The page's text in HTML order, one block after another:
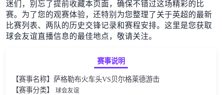
迷们，别忘了提前收藏本页面，确保不错过这场精彩的比
赛。为了您的观赛体验，还特别为您整理了关于英超的最新
比赛列表、两队的历史交锋记录和赛程安排。这里是您获取
球会友谊直播信息的最佳地点，敬请关注。
赛事说明
【赛事名称】萨格勒布火车头VS贝尔格莱德游击
【赛事分类】 球会友谊